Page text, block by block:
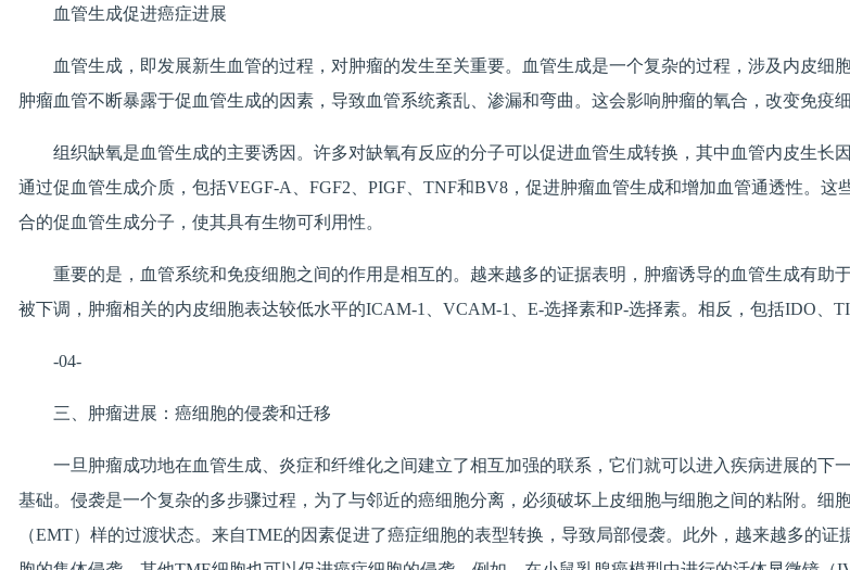
血管生成促进癌症进展
血管生成，即发展新生血管的过程，对肿瘤的发生至关重要。血管生成是一个复杂的过程，涉及内皮细
肿瘤血管不断暴露于促血管生成的因素，导致血管系统紊乱、渗漏和弯曲。这会影响肿瘤的氧合，改变免疫
组织缺氧是血管生成的主要诱因。许多对缺氧有反应的分子可以促进血管生成转换，其中血管内皮生
通过促血管生成介质，包括VEGF-A、FGF2、PIGF、TNF和BV8，促进肿瘤血管生成和增加血管通透性。
合的促血管生成分子，使其具有生物可利用性。
重要的是，血管系统和免疫细胞之间的作用是相互的。越来越多的证据表明，肿瘤诱导的血管生成有
被下调，肿瘤相关的内皮细胞表达较低水平的ICAM-1、VCAM-1、E-选择素和P-选择素。相反，包括IDO、
-04-
三、肿瘤进展：癌细胞的侵袭和迁移
一旦肿瘤成功地在血管生成、炎症和纤维化之间建立了相互加强的联系，它们就可以进入疾病进展的
基础。侵袭是一个复杂的多步骤过程，为了与邻近的癌细胞分离，必须破坏上皮细胞与细胞之间的粘附。
（EMT）样的过渡状态。来自TME的因素促进了癌症细胞的表型转换，导致局部侵袭。此外，越来越多的